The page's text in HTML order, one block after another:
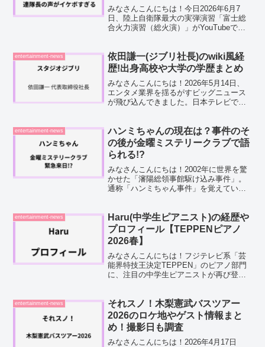
みなさんこんにちは！今日2026年6月7
日、陸上自衛隊最大の実弾演習「富士総
合火力演習（総火演）」がYouTubeでラ
を視聴してみたんです！ドカンドカンと
迫力もさるこ...
entertainment-news
依田謙一(ジブリ社長)のwiki風経
歴!出身高校や大学の学歴まとめ
みなさんこんにちは！2026年5月14日、
エンタメ業界を揺るがすビッグニュース
が飛び込んできました。日本テレビでコ
ち)さんが、あのスタジオジブリの代表取
締役社長に就任...
entertainment-news
ハンミちゃんの現在は？事件のそ
の後が金曜ミステリークラブで語
られる!?
みなさんこんにちは！2002年に世界を驚
かせた「瀋陽総領事館駆け込み事件」。
通称「ハンミちゃん事件」を覚えていま
込んだんですよね。事件からおよそ24年
が経ったいま、...
entertainment-news
Haru(中学生ピアニスト)の経歴や
プロフィール【TEPPENピアノ
2026春】
みなさんこんにちは！フジテレビ系「芸
能界特技王決定TEPPEN」のピアノ部門
に、注目の中学生ピアニストが再び登場
が設けた英才教育プログラム「ジュニ
ア・アカデミー」に...
entertainment-news
それスノ！木梨憲武バスツアー
2026のロケ地やゲスト情報まと
め！撮影日も調査
みなさんこんにちは！2026年4月17日